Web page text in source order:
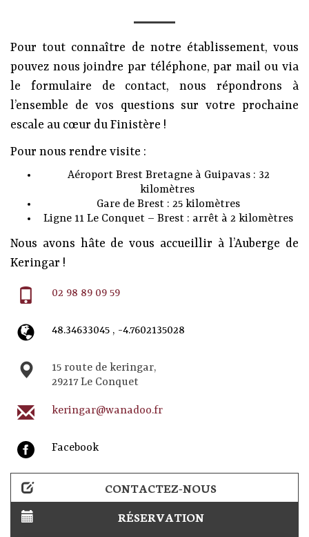
Pour tout connaître de notre établissement, vous
pouvez nous joindre par téléphone, par mail ou via
le formulaire de contact, nous répondrons à
l’ensemble de vos questions sur votre prochaine
escale au cœur du Finistère !
Pour nous rendre visite :
Aéroport Brest Bretagne à Guipavas : 32
kilomètres
Gare de Brest : 25 kilomètres
Ligne 11 Le Conquet – Brest : arrêt à 2 kilomètres
Nous avons hâte de vous accueillir à l’Auberge de
Keringar !
02 98 89 09 59
48.34633045 , -4.7602135028
15 route de keringar,
29217 Le Conquet
keringar@wanadoo.fr
Facebook
CONTACTEZ-NOUS
RÉSERVATION